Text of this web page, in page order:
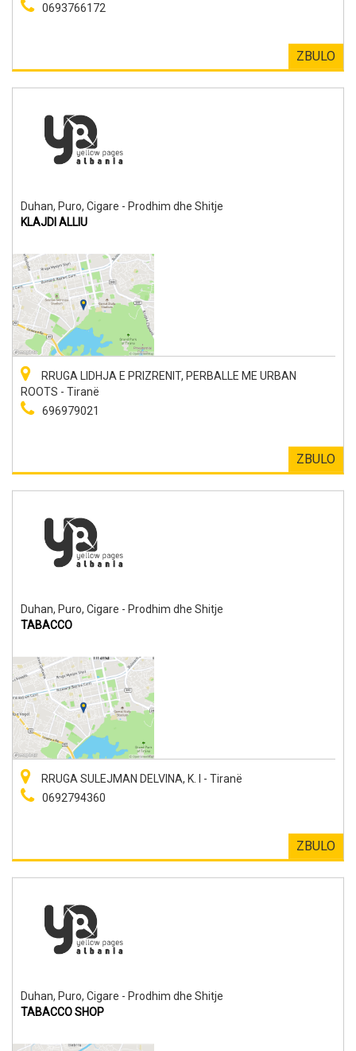
0693766172
ZBULO
Duhan, Puro, Cigare - Prodhim dhe Shitje
KLAJDI ALLIU
RRUGA LIDHJA E PRIZRENIT, PERBALLE ME URBAN
ROOTS - Tiranë
696979021
ZBULO
Duhan, Puro, Cigare - Prodhim dhe Shitje
TABACCO
RRUGA SULEJMAN DELVINA, K. I - Tiranë
0692794360
ZBULO
Duhan, Puro, Cigare - Prodhim dhe Shitje
TABACCO SHOP